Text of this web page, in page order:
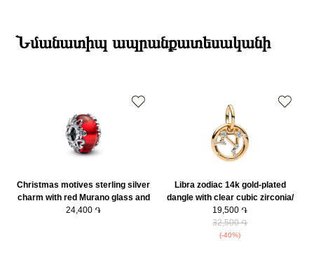
Կատեգորիա
Զարդեր
ընթացքում։
Դեպի մարզեր առաքումներն իրականացվում են 3-4 աշխատանքային
Նմանատիպ ապրանքատեսականի
Christmas motives sterling silver
charm with red Murano glass and
golden foil/ 793597C00
24,400 ֏
Libra zodiac 14k gold-plated
dangle with clear cubic zirconia/
762712C01
19,500 ֏
32,500 ֏
(-40%)